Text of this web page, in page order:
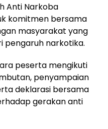
Anti Narkoba
komitmen bersama
masyarakat yang
pengaruh narkotika.
peserta mengikuti
penyampaian
deklarasi bersama
gerakan anti